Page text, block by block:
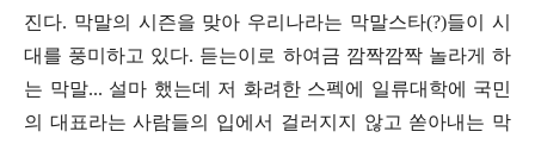
진다. 막말의 시즌을 맞아 우리나라는 막말스타(?)들이 시
대를 풍미하고 있다. 듣는이로 하여금 깜짝깜짝 놀라게 하
는 막말... 설마 했는데 저 화려한 스펙에 일류대학에 국민
의 대표라는 사람들의 입에서 걸러지지 않고 쏟아내는 막